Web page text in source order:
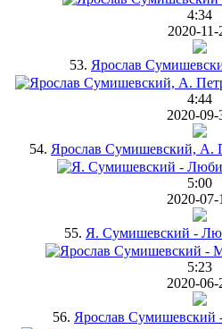
4:34
2020-11-
53. Ярослав
4:44
2020-09-
54. Ярослав Сумишевский, А.
5:00
2020-07-
55. Я. Сумишевский -
5:23
2020-06-
56. Ярослав Сумишевский